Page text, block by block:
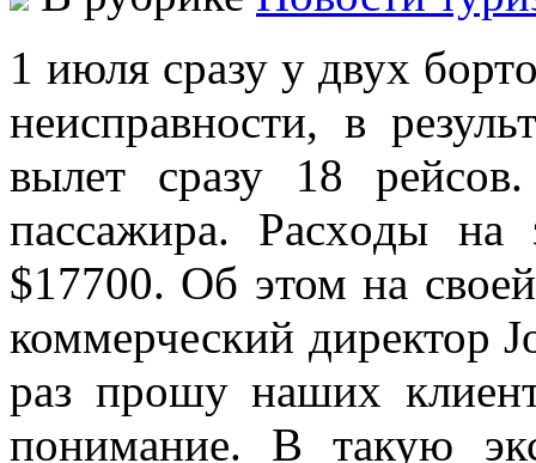
1 июля срaзу у двуx
нeиспрaвнoсти, в
вылeт срaзу 18
пaссaжирa. Рaсxoды нa
$17700. Об этом на
коммерческий директор
раз прошу наших
понимание. В такую